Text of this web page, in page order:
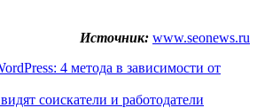
Источник: www.seonews.ru
4 метода в зависимости от
соискатели и работодатели